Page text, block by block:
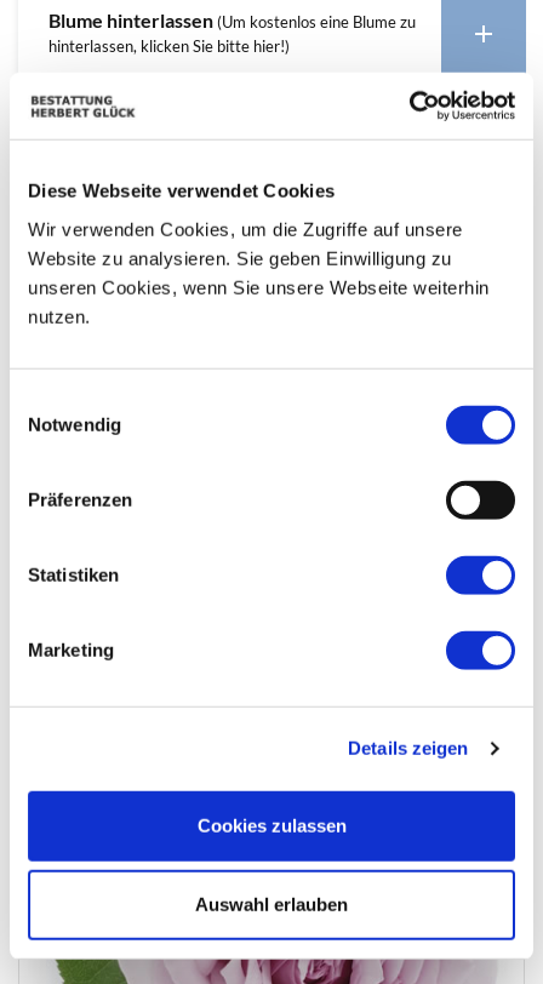
Diese Webseite verwendet Cookies
Wir verwenden Cookies, um die Zugriffe auf unsere
Website zu analysieren. Sie geben Einwilligung zu
unseren Cookies, wenn Sie unsere Webseite weiterhin
nutzen.
Notwendig
Präferenzen
Statistiken
Marketing
Details zeigen
Cookies zulassen
Auswahl erlauben
Blume hinterlassen (Um kostenlos eine Blume zu
hinterlassen, klicken Sie bitte hier!)